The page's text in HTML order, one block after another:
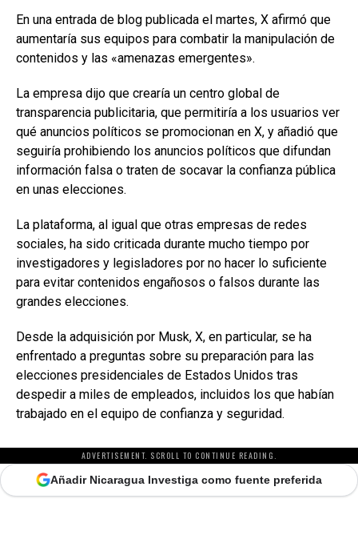
En una entrada de blog publicada el martes, X afirmó que
aumentaría sus equipos para combatir la manipulación de
contenidos y las «amenazas emergentes».
La empresa dijo que crearía un centro global de
transparencia publicitaria, que permitiría a los usuarios ver
qué anuncios políticos se promocionan en X, y añadió que
seguiría prohibiendo los anuncios políticos que difundan
información falsa o traten de socavar la confianza pública
en unas elecciones.
La plataforma, al igual que otras empresas de redes
sociales, ha sido criticada durante mucho tiempo por
investigadores y legisladores por no hacer lo suficiente
para evitar contenidos engañosos o falsos durante las
grandes elecciones.
Desde la adquisición por Musk, X, en particular, se ha
enfrentado a preguntas sobre su preparación para las
elecciones presidenciales de Estados Unidos tras
despedir a miles de empleados, incluidos los que habían
trabajado en el equipo de confianza y seguridad.
ADVERTISEMENT. SCROLL TO CONTINUE READING.
Añadir Nicaragua Investiga como fuente preferida